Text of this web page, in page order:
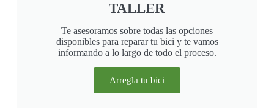
TALLER
Te asesoramos sobre todas las opciones
disponibles para reparar tu bici y te vamos
informando a lo largo de todo el proceso.
Arregla tu bici